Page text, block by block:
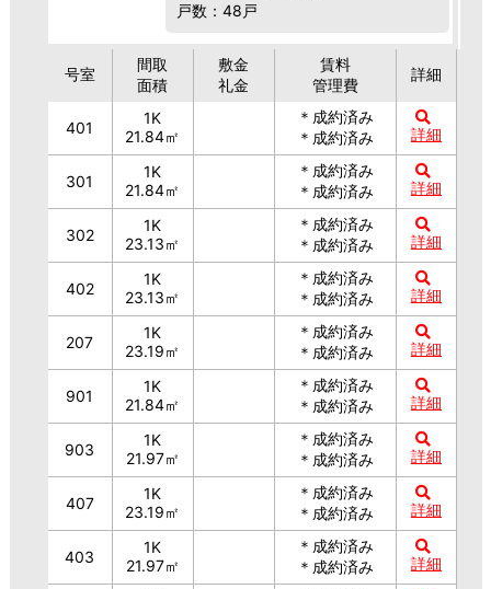
戸数：48戸
号室
間取
面積
敷金
礼金
賃料
管理費
詳細
401
1K
21.84㎡
＊成約済み
＊成約済み
詳細
301
1K
21.84㎡
＊成約済み
＊成約済み
詳細
302
1K
23.13㎡
＊成約済み
＊成約済み
詳細
402
1K
23.13㎡
＊成約済み
＊成約済み
詳細
207
1K
23.19㎡
＊成約済み
＊成約済み
詳細
901
1K
21.84㎡
＊成約済み
＊成約済み
詳細
903
1K
21.97㎡
＊成約済み
＊成約済み
詳細
407
1K
23.19㎡
＊成約済み
＊成約済み
詳細
403
1K
21.97㎡
＊成約済み
＊成約済み
詳細